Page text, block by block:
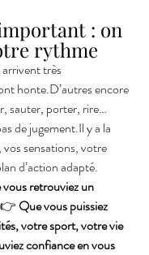
: on
rythme
très
honte.D’autres encore
sauter, porter, rire…
de jugement.Il y a la
sensations, votre
d’action adapté.
retrouviez un
👉 Que vous puissiez
votre sport, votre vie
confiance en vous